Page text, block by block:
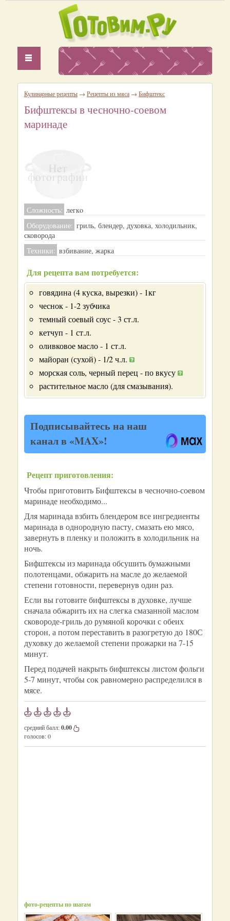
Кулинарные рецепты → Рецепты из мяса → Бифштекс
Бифштексы в чесночно-соевом
маринаде
Сложность: легкo
Оборудование: гриль, блендер, духовка, холодильник,
сковорода
Техники: взбивание, жарка
Для рецепта вам потребуется:
говядина (4 куска, вырезки) - 1кг
чеснок - 1-2 зубчика
темный соевый соус - 3 ст.л.
кетчуп - 1 ст.л.
оливковое масло - 1 ст.л.
майоран (сухой) - 1/2 ч.л.
морская соль, черный перец - по вкусу
растительное масло (для смазывания).
Подписывайтесь на наш
канал в «MAX»!
Рецепт приготовления:
Чтобы приготовить Бифштексы в чесночно-соевом
маринаде необходимо...
Для маринада взбить блендером все ингредиенты
маринада в однородную пасту, смазать ею мясо,
завернуть в пленку и положить в холодильник на
ночь.
Бифштексы из маринада обсушить бумажными
полотенцами, обжарить на масле до желаемой
степени готовности, перевернув один раз.
Если вы готовите бифштексы в духовке, лучше
сначала обжарить их на слегка смазанной маслом
сковороде-гриль до румяной корочки с обеих
сторон, а потом переставить в разогретую до 180С
духовку до желаемой степени прожарки на 7-15
минут.
Перед подачей накрыть бифштексы листом фольги
5-7 минут, чтобы сок равномерно распределился в
мясе.
средний балл:0.00
голосов:0
фото-рецепты по шагам